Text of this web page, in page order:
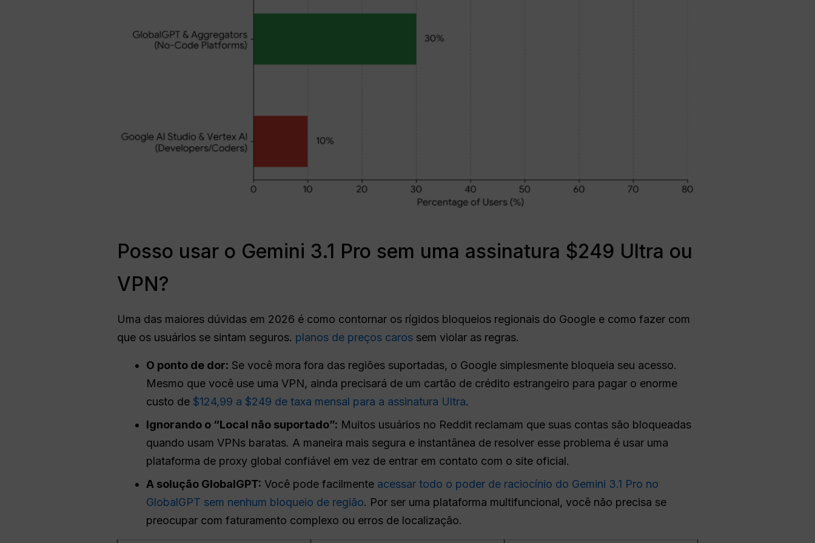
Posso usar o Gemini 3.1 Pro sem uma assinatura $249 Ultra ou
VPN?
Uma das maiores dúvidas em 2026 é como contornar os rígidos bloqueios regionais do Google e como fazer com
que os usuários se sintam seguros. planos de preços caros sem violar as regras.
O ponto de dor: Se você mora fora das regiões suportadas, o Google simplesmente bloqueia seu acesso.
Mesmo que você use uma VPN, ainda precisará de um cartão de crédito estrangeiro para pagar o enorme
custo de $124,99 a $249 de taxa mensal para a assinatura Ultra.
Ignorando o “Local não suportado”: Muitos usuários no Reddit reclamam que suas contas são bloqueadas
quando usam VPNs baratas. A maneira mais segura e instantânea de resolver esse problema é usar uma
plataforma de proxy global confiável em vez de entrar em contato com o site oficial.
A solução GlobalGPT: Você pode facilmente acessar todo o poder de raciocínio do Gemini 3.1 Pro no
GlobalGPT sem nenhum bloqueio de região. Por ser uma plataforma multifuncional, você não precisa se
preocupar com faturamento complexo ou erros de localização.